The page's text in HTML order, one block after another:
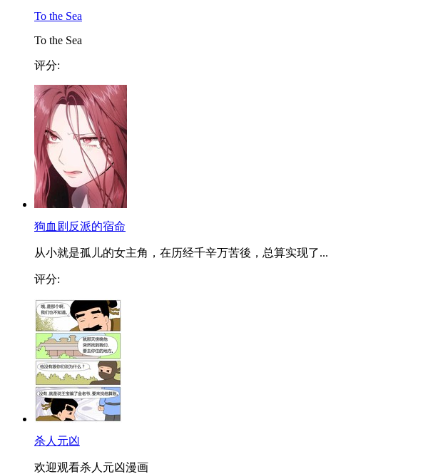
To the Sea
To the Sea
评分:
狗血剧反派的宿命
从小就是孤儿的女主角，在历经千辛万苦後，总算实现了...
评分:
杀人元凶
欢迎观看杀人元凶漫画